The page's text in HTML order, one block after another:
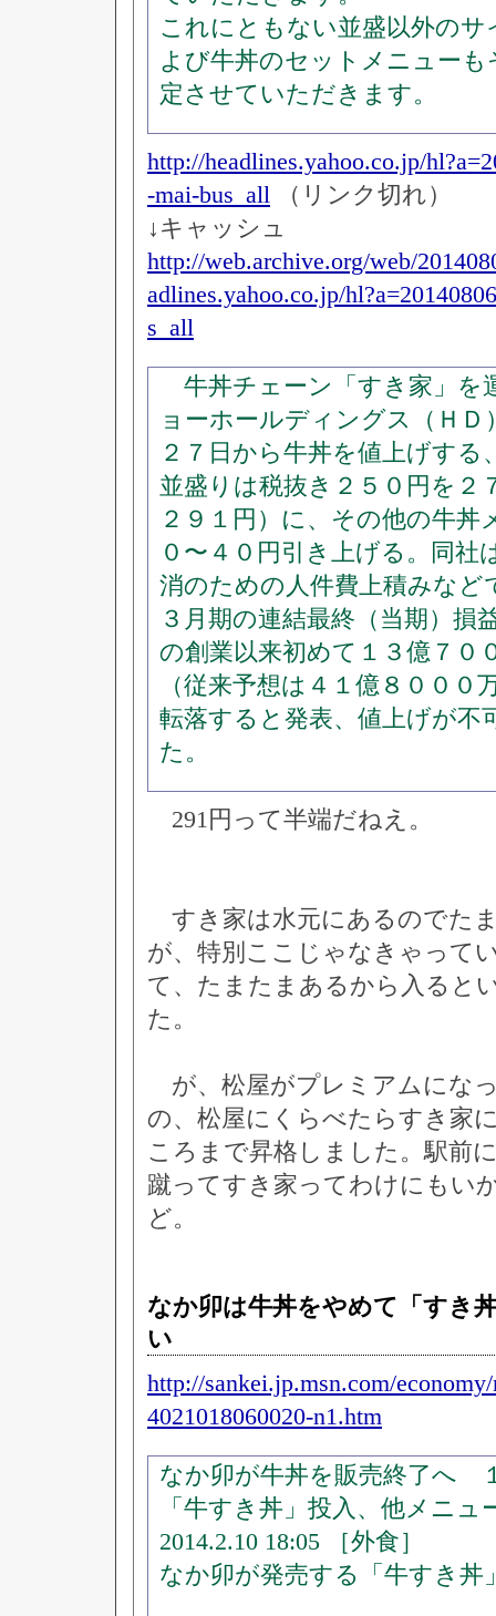
これにともない並盛以外のサ
よび牛丼のセットメニューも
定させていただきます。
http://headlines.yahoo.co.jp/
-mai-bus_all （リンク切れ）
↓キャッシュ
http://web.archive.org/web/
adlines.yahoo.co.jp/
s_all
牛丼チェーン「すき家」を
ョーホールディングス（ＨＤ
２７日から牛丼を値上げする
並盛りは税抜き２５０円を２
２９１円）に、その他の牛丼
０〜４０円引き上げる。同社
消のための人件費上積みなど
３月期の連結最終（当期）損
の創業以来初めて１３億７０
（従来予想は４１億８０００
転落すると発表、値上げが不
た。
291円って半端だねえ。
すき家は水元にあるのでた
が、特別ここじゃなきゃって
て、たまたまあるから入ると
た。
が、松屋がプレミアムにな
の、松屋にくらべたらすき家
ころまで昇格しました。駅前
蹴ってすき家ってわけにもい
ど。
なか卯は牛丼をやめて「すき
い
http://sankei.jp.msn.com/
4021018060020-n1.htm
なか卯が牛丼を販売終了へ
「牛すき丼」投入、他メニュ
2014.2.10 18:05 ［外食］
なか卯が発売する「牛すき丼